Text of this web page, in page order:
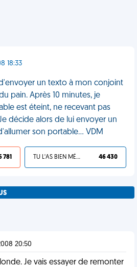
18:33
un texto à mon conjoint
pain. Après 10 minutes, je
est éteint, ne recevant pas
décide alors de lui envoyer un
son portable... VDM
781 TU L'AS BIEN MÉRITÉ 46 430
20:50
Je vais essayer de remonter